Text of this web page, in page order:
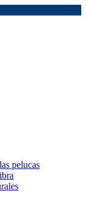
pelucas